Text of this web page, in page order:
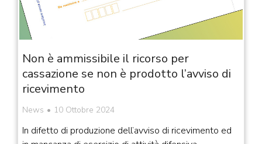
Non è ammissibile il ricorso per
cassazione se non è prodotto l’avviso di
ricevimento
News 10 Ottobre 2024
In difetto di produzione dell’avviso di ricevimento ed